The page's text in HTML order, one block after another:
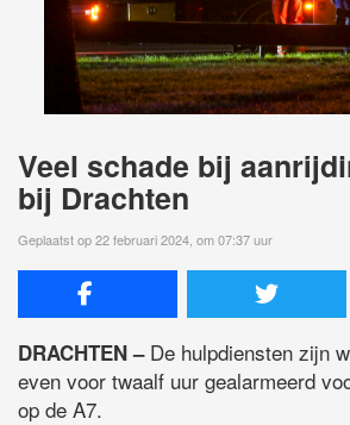
Veel schade bij
bij Drachten
Geplaatst op 22 februari 2024, om 07:37 uur
DRACHTEN –De hulpdiensten zijn
even voor twaalf uur gealarmeerd
op de A7.